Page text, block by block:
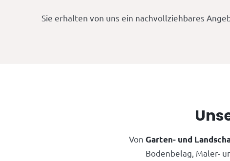
Sie erhalten von uns ein nachvollziehbares
Von Garten- und
Bodenbelag, Maler-